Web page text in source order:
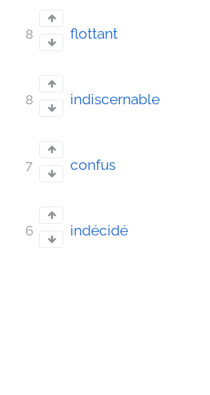
8 flottant
8 indiscernable
7 confus
6 indécidé